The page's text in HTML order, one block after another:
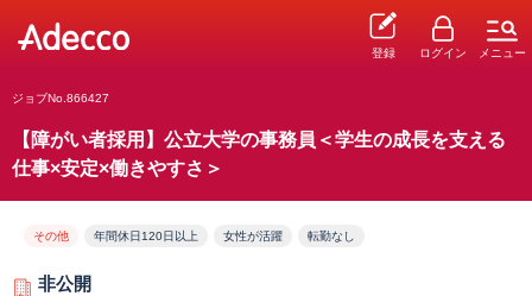
登録 ログイン メニュー
ジョブNo.866427
【障がい者採用】公立大学の事務員＜学生の成長を支える
仕事×安定×働きやすさ＞
その他 年間休日120日以上 女性が活躍 転勤なし
非公開